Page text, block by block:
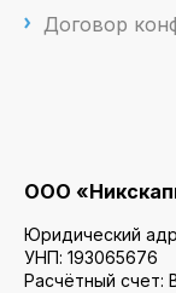
Договор
ООО
Юридический
УНП: 193065676
Расчётный счет: